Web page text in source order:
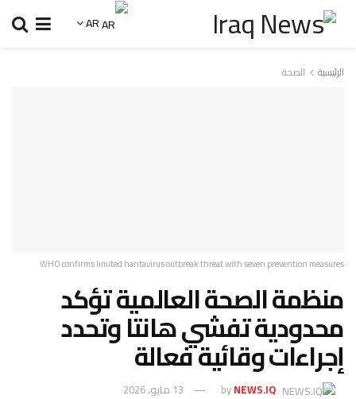
AR
الرئيسية الصحة
WHO confirms limited hantavirus outbreak threat with seven prevention measures
منظمة الصحة العالمية تؤكد
محدودية تفشي هانتا وتحدد
إجراءات وقائية فعالة
byNEWS.IQ 13 مايو، 2026